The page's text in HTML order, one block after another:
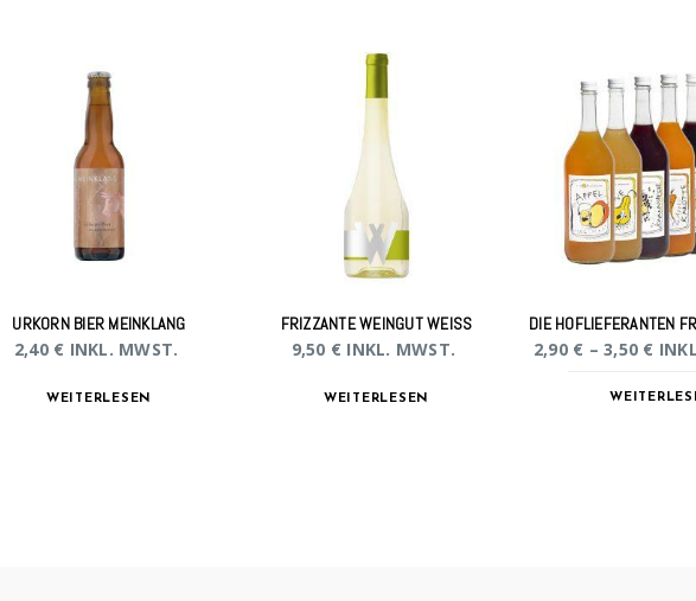
URKORN BIER MEINKLANG
2,40 € INKL. MWST.
WEITERLESEN
FRIZZANTE WEINGUT WEISS
9,50 € INKL. MWST.
WEITERLESEN
DIE HOFLIEFERANTEN
2,90 € –3,50 €